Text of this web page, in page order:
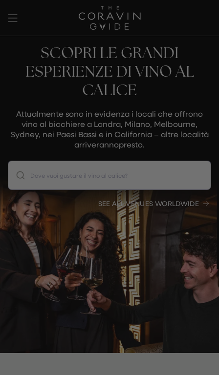
contenuto
SCOPRI LE GRANDI
ESPERIENZE DI VINO AL
CALICE
Attualmente sono in evidenza i locali che offrono
vino al bicchiere a Londra, Milano, Melbourne,
Sydney, nei Paesi Bassi e in California – altre località
arriverannopresto.
Dove vuoi gustare il vino al calice?
SEE ALL VENUES WORLDWIDE